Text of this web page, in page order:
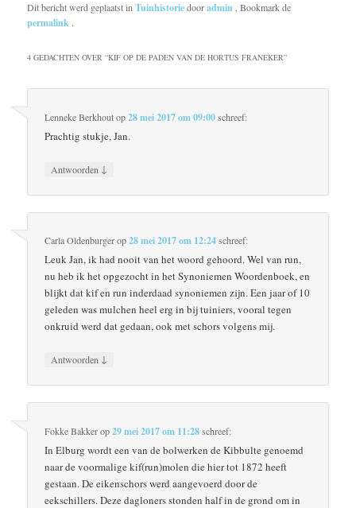
Dit bericht werd geplaatst inTuinhistoriedooradmin . Bookmark de
permalink .
4 GEDACHTEN OVER “KIF OP DE PADEN VAN DE HORTUS FRANEKER”
Lenneke Berkhoutop28 mei 2017 om 09:00schreef:
Prachtig stukje, Jan.
Antwoorden ↓
Carla Oldenburgerop28 mei 2017 om 12:24schreef:
Leuk Jan, ik had nooit van het woord gehoord. Wel van run,
nu heb ik het opgezocht in het Synoniemen Woordenboek, en
blijkt dat kif en run inderdaad synoniemen zijn. Een jaar of 10
geleden was mulchen heel erg in bij tuiniers, vooral tegen
onkruid werd dat gedaan, ook met schors volgens mij.
Antwoorden ↓
Fokke Bakkerop29 mei 2017 om 11:28schreef:
In Elburg wordt een van de bolwerken de Kibbulte genoemd
naar de voormalige kif(run)molen die hier tot 1872 heeft
gestaan. De eikenschors werd aangevoerd door de
eekschillers. Deze dagloners stonden half in de grond om in